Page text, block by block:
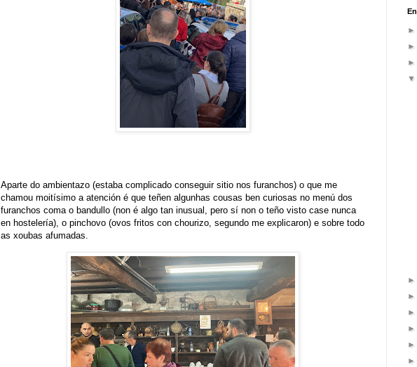
Aparte do ambientazo (estaba complicado conseguir sitio nos furanchos) o que me
chamou moitísimo a atención é que teñen algunhas cousas ben curiosas no menú dos
furanchos coma o bandullo (non é algo tan inusual, pero sí non o teño visto case nunca
en hostelería), o pinchovo (ovos fritos con chourizo, segundo me explicaron) e sobre todo
as xoubas afumadas.
►
►
►
▼
►
►
►
►
►
►